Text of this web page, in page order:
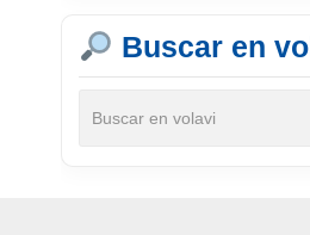
Buscar en